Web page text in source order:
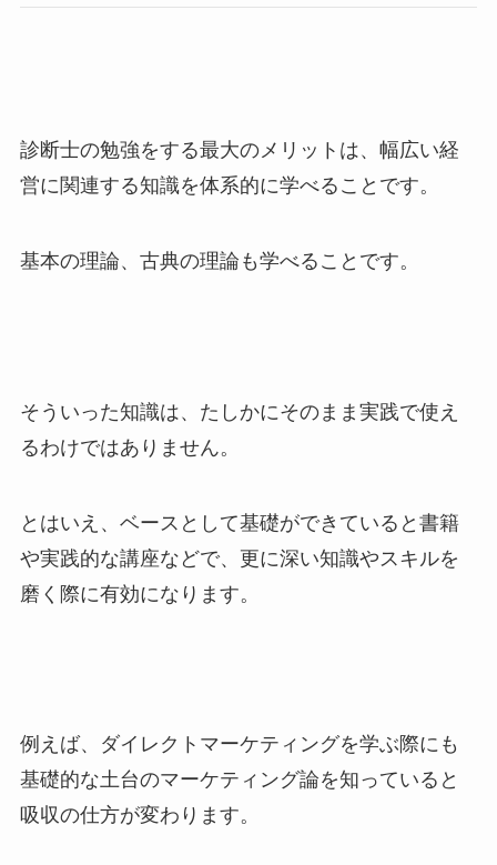
診断士の勉強をする最大のメリットは、幅広い経
営に関連する知識を体系的に学べることです。
基本の理論、古典の理論も学べることです。
そういった知識は、たしかにそのまま実践で使え
るわけではありません。
とはいえ、ベースとして基礎ができていると書籍
や実践的な講座などで、更に深い知識やスキルを
磨く際に有効になります。
例えば、ダイレクトマーケティングを学ぶ際にも
基礎的な土台のマーケティング論を知っていると
吸収の仕方が変わります。